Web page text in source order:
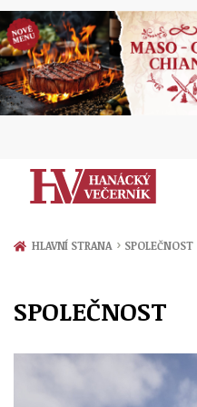
Zprávy
Politika
Kultura
Hudba
Společnost
Ženy
HLAVNÍ STRANA › SPOLEČNOST
SPOLEČNOST